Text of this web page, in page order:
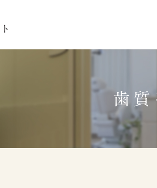
歯質